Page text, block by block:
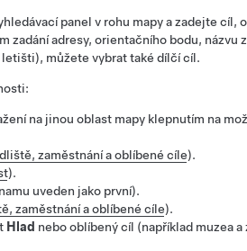
panel v rohu mapy a zadejte cíl,
zadání adresy, orientačního bodu, názvu
můžete vybrat také dílčí cíl.
na jinou oblast mapy klepnutím na
zaměstnání a oblíbené cíle).
).
uveden jako první).
zaměstnání a oblíbené cíle).
Hlad nebo oblíbený cíl (například muzea